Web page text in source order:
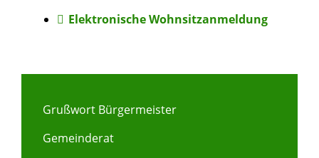
Elektronische Wohnsitzanmeldung
Grußwort Bürgermeister
Gemeinderat